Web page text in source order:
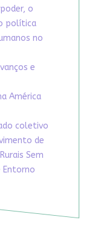
o
política
no
e
América
coletivo
de
Sem
Entorno